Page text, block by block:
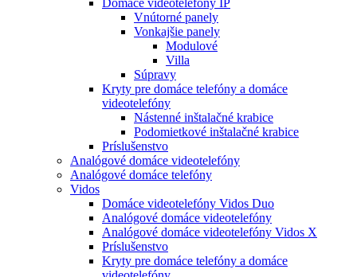
Domáce videotelefóny IP
Vnútorné panely
Vonkajšie panely
Modulové
Villa
Súpravy
Kryty pre domáce telefóny a domáce
videotelefóny
Nástenné inštalačné krabice
Podomietkové inštalačné krabice
Príslušenstvo
Analógové domáce videotelefóny
Analógové domáce telefóny
Vidos
Domáce videotelefóny Vidos Duo
Analógové domáce videotelefóny
Analógové domáce videotelefóny Vidos X
Príslušenstvo
Kryty pre domáce telefóny a domáce